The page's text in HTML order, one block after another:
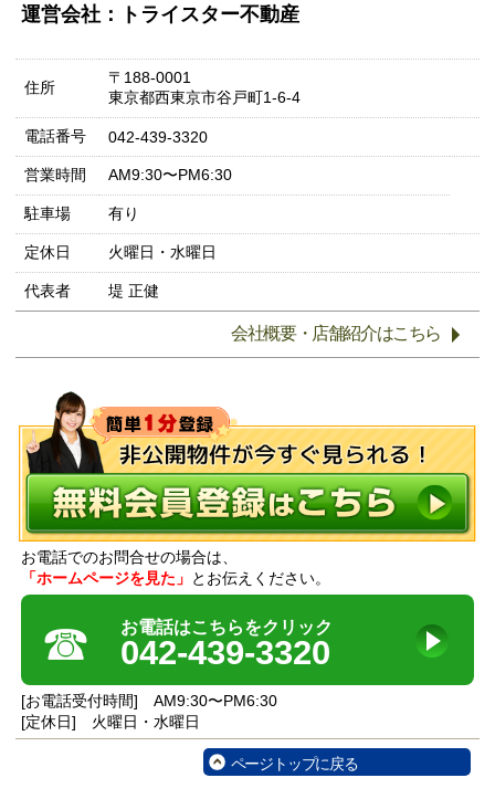
運営会社：トライスター不動産
住所
〒188-0001
東京都西東京市谷戸町1-6-4
電話番号 042-439-3320
営業時間 AM9:30〜PM6:30
駐車場 有り
定休日 火曜日・水曜日
代表者 堤 正健
会社概要・店舗紹介はこちら
お電話でのお問合せの場合は、
「ホームページを見た」 とお伝えください。
☎ お電話はこちらをクリック
042-439-3320
[お電話受付時間] AM9:30〜PM6:30
[定休日] 火曜日・水曜日
ページトップに戻る